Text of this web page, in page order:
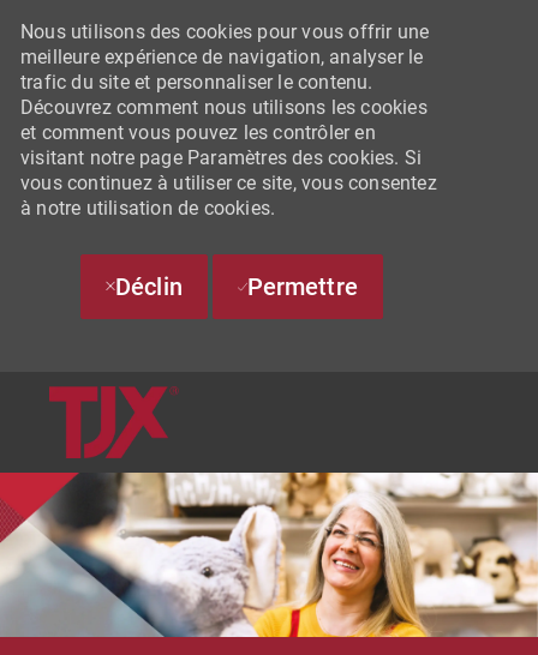
SKIP TO MAIN CONTENT
Nous utilisons des cookies pour vous offrir une
meilleure expérience de navigation, analyser le
trafic du site et personnaliser le contenu.
Découvrez comment nous utilisons les cookies
et comment vous pouvez les contrôler en
visitant notre page Paramètres des cookies. Si
vous continuez à utiliser ce site, vous consentez
à notre utilisation de cookies.
Déclin Permettre